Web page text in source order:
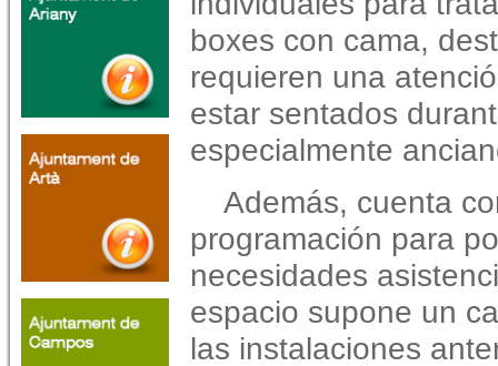
boxes con cama,
requieren una
estar sentados
especialmente
Además, cuenta
programación para
necesidades
espacio supone un
las instalaciones